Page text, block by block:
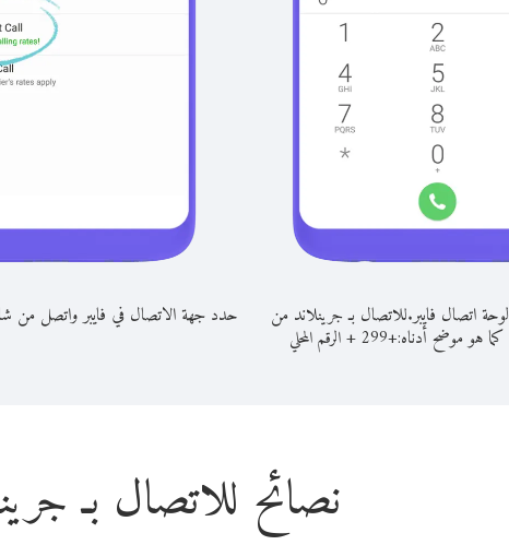
اتصال فايبر.للاتصال بـ جرينلاند من
هو موضح أدناه:+
299
+الرقم المحلي
حدد جهة الاتصال في فايبر واتصل من
نصائح للاتصال بـ